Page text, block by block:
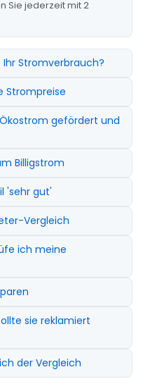
Sie jederzeit mit 2
Stromverbrauch?
Strompreise
gefördert und
Billigstrom
'sehr gut'
Vergleich
ich meine
sie reklamiert
der Vergleich